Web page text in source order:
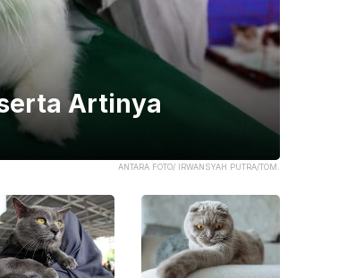
ANTARA FOTO/ IRWANSYAH PUTRA/TOM.
Artinya